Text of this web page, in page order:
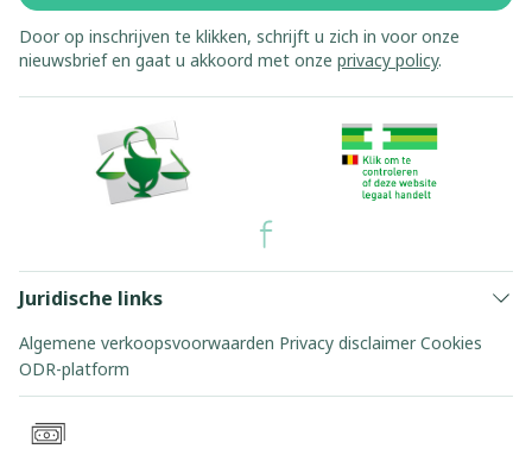
Door op inschrijven te klikken, schrijft u zich in voor onze
nieuwsbrief en gaat u akkoord met onze privacy policy.
Juridische links
Algemene verkoopsvoorwaarden Privacy disclaimer Cookies
ODR-platform